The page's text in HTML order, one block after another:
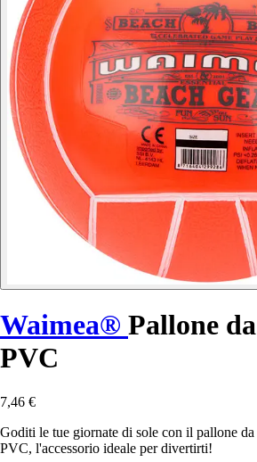
Waimea® Pallone
PVC
7,46 €
Goditi le tue giornate di sole con il pallone
PVC, l'accessorio ideale per divertirti!